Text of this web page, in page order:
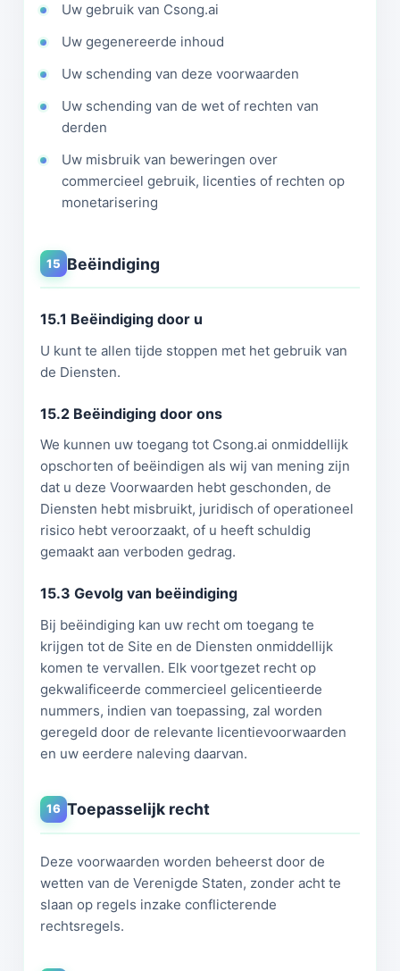
Uw gebruik van Csong.ai
Uw gegenereerde inhoud
Uw schending van deze voorwaarden
Uw schending van de wet of rechten van
derden
Uw misbruik van beweringen over
commercieel gebruik, licenties of rechten op
monetarisering
15 Beëindiging
15.1 Beëindiging door u
U kunt te allen tijde stoppen met het gebruik van
de Diensten.
15.2 Beëindiging door ons
We kunnen uw toegang tot Csong.ai onmiddellijk
opschorten of beëindigen als wij van mening zijn
dat u deze Voorwaarden hebt geschonden, de
Diensten hebt misbruikt, juridisch of operationeel
risico hebt veroorzaakt, of u heeft schuldig
gemaakt aan verboden gedrag.
15.3 Gevolg van beëindiging
Bij beëindiging kan uw recht om toegang te
krijgen tot de Site en de Diensten onmiddellijk
komen te vervallen. Elk voortgezet recht op
gekwalificeerde commercieel gelicentieerde
nummers, indien van toepassing, zal worden
geregeld door de relevante licentievoorwaarden
en uw eerdere naleving daarvan.
16 Toepasselijk recht
Deze voorwaarden worden beheerst door de
wetten van de Verenigde Staten, zonder acht te
slaan op regels inzake conflicterende
rechtsregels.